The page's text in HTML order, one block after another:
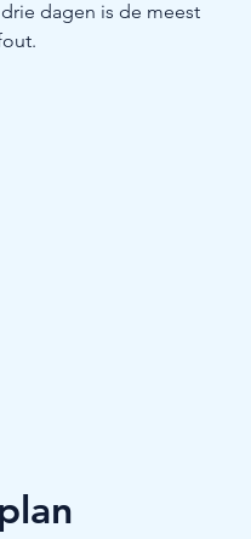
dagen is de meest